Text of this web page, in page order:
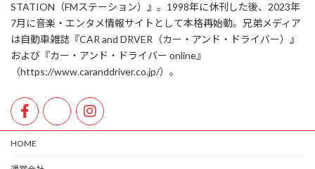
STATION（FMステーション）』。1998年に休刊した後、2023年
7月に音楽・エンタメ情報サイトとして本格再始動。兄弟メディア
は自動車雑誌『CAR and DRVER（カー・アンド・ドライバー）』
および『カー・アンド・ドライバー online』
（https://www.caranddriver.co.jp/）。
HOME